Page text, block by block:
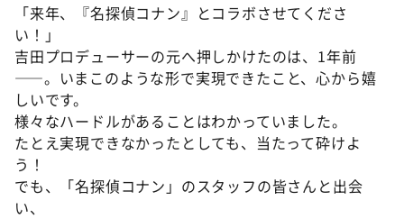
「来年、『名探偵コナン』とコラボさせてくださ
い！」
吉田プロデューサーの元へ押しかけたのは、1年前
――。いまこのような形で実現できたこと、心から嬉
しいです。
様々なハードルがあることはわかっていました。
たとえ実現できなかったとしても、当たって砕けよ
う！
でも、「名探偵コナン」のスタッフの皆さんと出会
い、